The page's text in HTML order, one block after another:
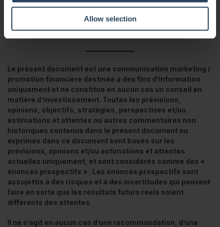
Allow selection
notre équipe d’investissement dans ses prochains articles.
Pour l’heure, je présente à tous nos lecteurs mes meilleurs
Le présent document est une communication marketing /
promotion financière destinée à des fins d’information
uniquement et ne constitue en aucun cas un conseil en
matière d’investissement. Toutes les prévisions,
opinions, objectifs, stratégies, perspectives et/ou
estimations et attentes ou autres commentaires non
historiques contenus dans le présent document ou
exprimés dans ce document sont basés sur les
prévisions, opinions et/ou estimations et attentes
actuelles uniquement, et sont considérés comme des «
énoncés prospectifs » . Les énoncés prospectifs sont
assujettis à des risques et à des incertitudes qui peuvent
faire en sorte que les résultats futurs réels soient
différents des attentes.
Il ne s’agit en aucun cas d’une recommandation, d’une